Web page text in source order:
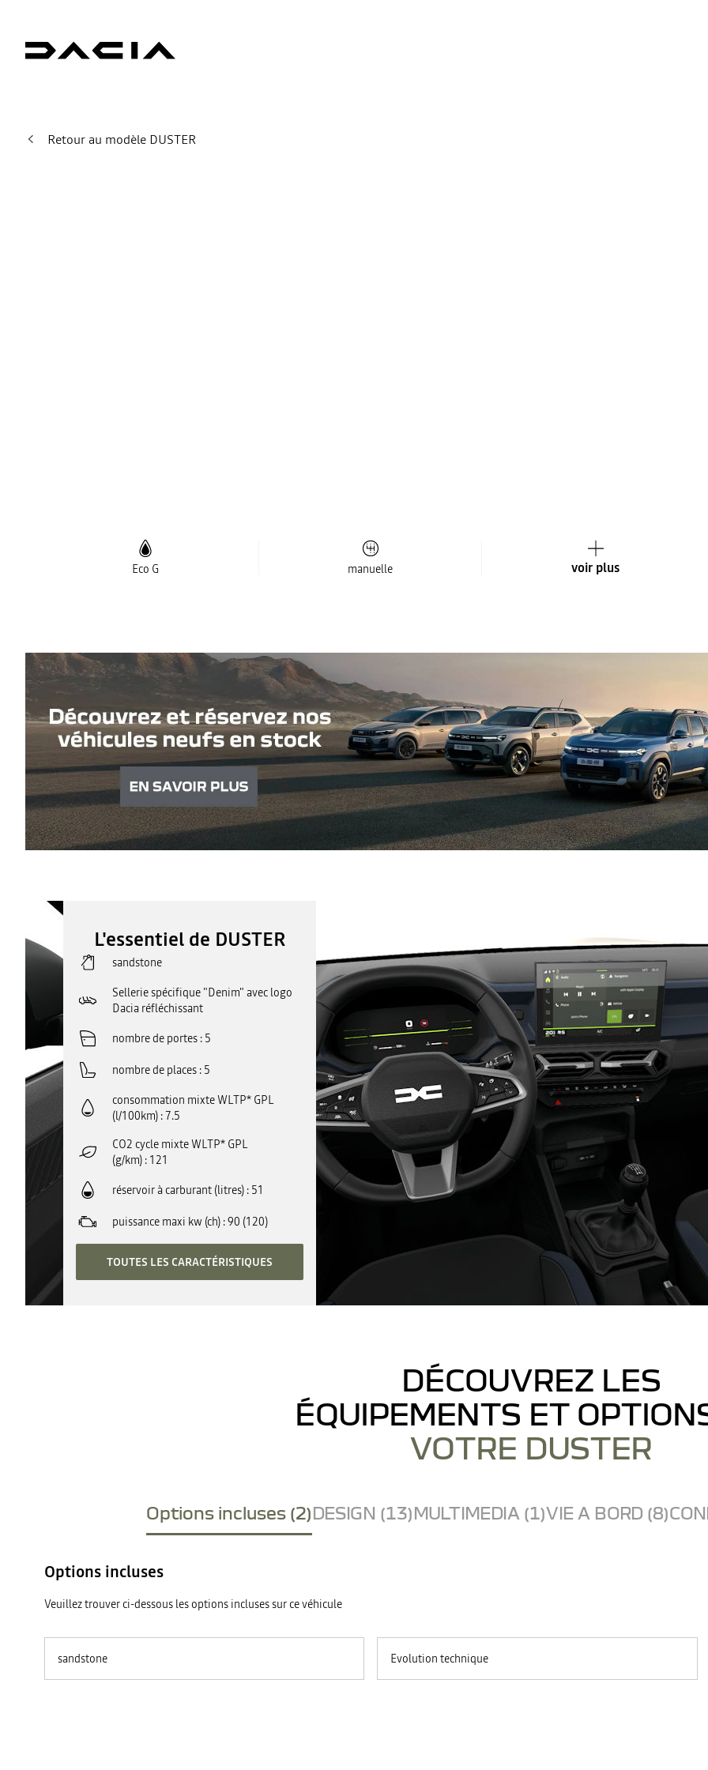
Retour au modèle DUSTER
Eco G manuelle voir plus
L'essentiel de DUSTER
sandstone
Sellerie spécifique "Denim" avec logo
Dacia réfléchissant
nombre de portes 5
nombre de places 5
consommation mixte WLTP* GPL
(l/100km) 7.5
CO2 cycle mixte WLTP* GPL
(g/km) 121
réservoir à carburant (litres) 51
puissance maxi kw (ch) 90 (120)
TOUTES LES CARACTÉRISTIQUES
DÉCOUVREZ LES
ÉQUIPEMENTS ET
VOTRE DUSTER
Options incluses (2)DESIGN (13)MULTIMEDIA (1)VIE A BORD (8)
Options incluses
Veuillez trouver ci-dessous les options incluses sur ce véhicule
sandstone Evolution technique